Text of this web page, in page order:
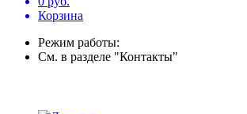
Корзина
Режим работы:
См. в разделе "Контакты"